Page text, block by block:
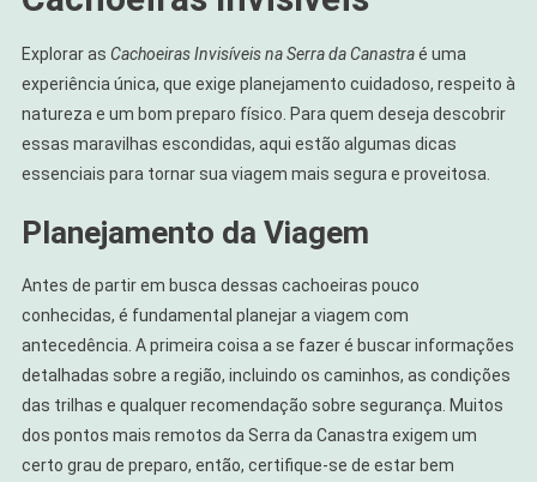
Explorar as Cachoeiras Invisíveis na Serra da Canastraé uma
experiência única, que exige planejamento cuidadoso, respeito à
natureza e um bom preparo físico. Para quem deseja descobrir
essas maravilhas escondidas, aqui estão algumas dicas
essenciais para tornar sua viagem mais segura e proveitosa.
Planejamento da Viagem
Antes de partir em busca dessas cachoeiras pouco
conhecidas, é fundamental planejar a viagem com
antecedência. A primeira coisa a se fazer é buscar informações
detalhadas sobre a região, incluindo os caminhos, as condições
das trilhas e qualquer recomendação sobre segurança. Muitos
dos pontos mais remotos da Serra da Canastra exigem um
certo grau de preparo, então, certifique-se de estar bem